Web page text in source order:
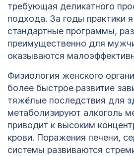
требующая деликатного
подхода. За годы практики
стандартные программы,
преимущественно для
оказываются
Физиология женского
более быстрое развитие
тяжёлые последствия для
метаболизируют алкоголь
приводит к высоким
крови. Поражения печени,
системы развиваются